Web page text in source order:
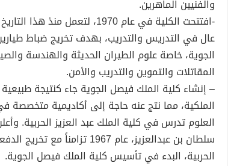
والفنيين الماهرين.
-افتتحت الكلية في عام 1970،
عال في التدريس والتدريب، بهدف تخريج ضباط
الجوية، خاصة علوم الطيران الحديثة والهندسة
المقاتلات والتموين والتدريب والأمن.
– إنشاء كلية الملك فيصل الجوية جاء كنتيجة
الملكية، مما نتج عنه حاجة إلى أكاديمية متخصصة
العلوم تدرس في كلية الملك عبد العزيز الحربية.
الحربية، البدء في تأسيس كلية الملك فيصل الجوية.